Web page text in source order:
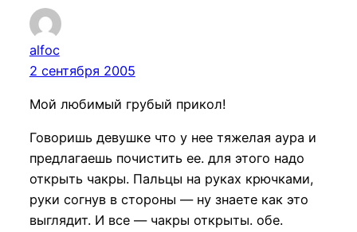
alfoc
2 сентября 2005
Мой любимый грубый прикол!
Говоришь девушке что у нее тяжелая аура и
предлагаешь почистить ее. для этого надо
открыть чакры. Пальцы на руках крючками,
руки согнув в стороны — ну знаете как это
выглядит. И все — чакры открыты. обе.